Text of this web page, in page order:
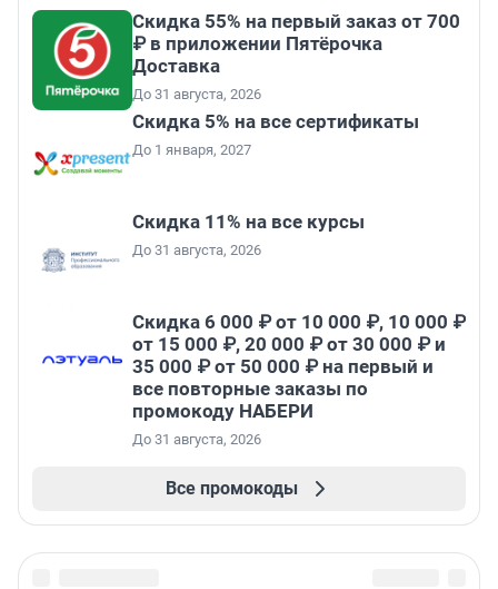
Скидка 55% на первый заказ от 700
₽ в приложении Пятёрочка
Доставка
До 31 августа, 2026
Скидка 5% на все сертификаты
До 1 января, 2027
Скидка 11% на все курсы
До 31 августа, 2026
Скидка 6 000 ₽ от 10 000 ₽, 10 000 ₽
от 15 000 ₽, 20 000 ₽ от 30 000 ₽ и
35 000 ₽ от 50 000 ₽ на первый и
все повторные заказы по
промокоду НАБЕРИ
До 31 августа, 2026
Все промокоды